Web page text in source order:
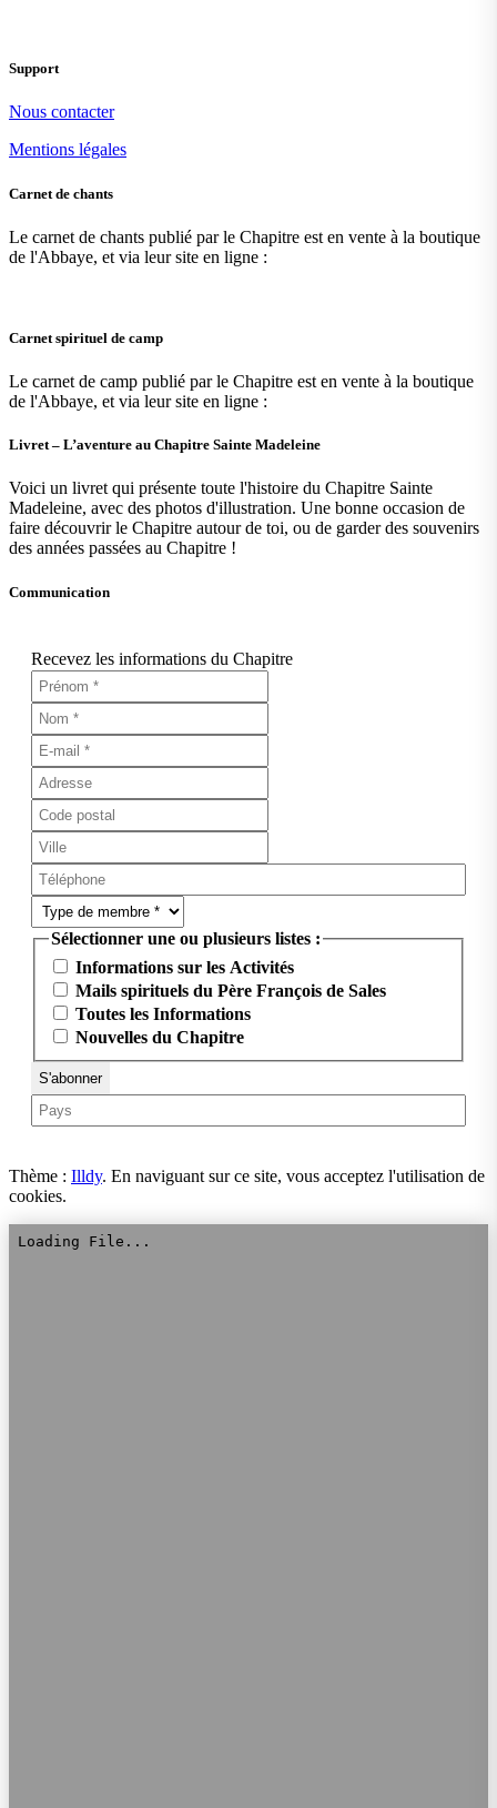
Support
Nous contacter
Mentions légales
Carnet de chants
Le carnet de chants publié par le Chapitre est en vente à la boutique
de l'Abbaye, et via leur site en ligne :
Carnet spirituel de camp
Le carnet de camp publié par le Chapitre est en vente à la boutique
de l'Abbaye, et via leur site en ligne :
Livret – L’aventure au Chapitre Sainte Madeleine
Voici un livret qui présente toute l'histoire du Chapitre Sainte
Madeleine, avec des photos d'illustration. Une bonne occasion de
faire découvrir le Chapitre autour de toi, ou de garder des souvenirs
des années passées au Chapitre !
Communication
Recevez les informations du Chapitre
Sélectionner une ou plusieurs listes :
Informations sur les Activités
Mails spirituels du Père François de Sales
Toutes les Informations
Nouvelles du Chapitre
Thème : Illdy. En naviguant sur ce site, vous acceptez l'utilisation de
cookies.